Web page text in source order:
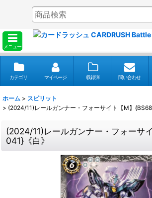
メニュー
カテゴリ マイページ 収録弾 問い合わせ
ホーム > スピリット
> (2024/11)レールガンナー・フォーサイト【M】
(2024/11)レールガンナー・フォーサ
041}《白》